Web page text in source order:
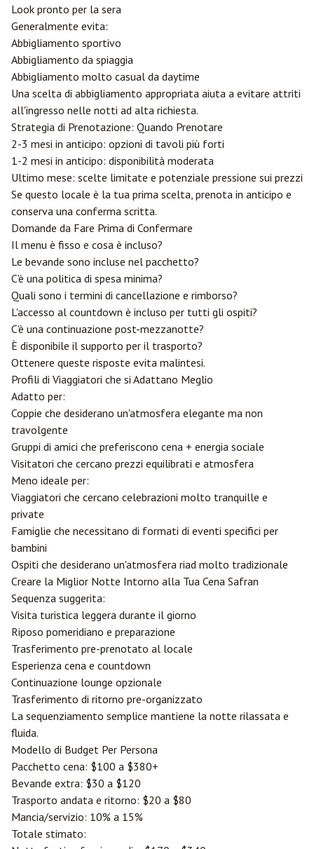
Look pronto per la sera
Generalmente evita:
Abbigliamento sportivo
Abbigliamento da spiaggia
Abbigliamento molto casual da daytime
Una scelta di abbigliamento appropriata aiuta a evitare attriti
all'ingresso nelle notti ad alta richiesta.
Strategia di Prenotazione: Quando Prenotare
2-3 mesi in anticipo: opzioni di tavoli più forti
1-2 mesi in anticipo: disponibilità moderata
Ultimo mese: scelte limitate e potenziale pressione sui prezzi
Se questo locale è la tua prima scelta, prenota in anticipo e
conserva una conferma scritta.
Domande da Fare Prima di Confermare
Il menu è fisso e cosa è incluso?
Le bevande sono incluse nel pacchetto?
C'è una politica di spesa minima?
Quali sono i termini di cancellazione e rimborso?
L'accesso al countdown è incluso per tutti gli ospiti?
C'è una continuazione post-mezzanotte?
È disponibile il supporto per il trasporto?
Ottenere queste risposte evita malintesi.
Profili di Viaggiatori che si Adattano Meglio
Adatto per:
Coppie che desiderano un'atmosfera elegante ma non
travolgente
Gruppi di amici che preferiscono cena + energia sociale
Visitatori che cercano prezzi equilibrati e atmosfera
Meno ideale per:
Viaggiatori che cercano celebrazioni molto tranquille e
private
Famiglie che necessitano di formati di eventi specifici per
bambini
Ospiti che desiderano un'atmosfera riad molto tradizionale
Creare la Miglior Notte Intorno alla Tua Cena Safran
Sequenza suggerita:
Visita turistica leggera durante il giorno
Riposo pomeridiano e preparazione
Trasferimento pre-prenotato al locale
Esperienza cena e countdown
Continuazione lounge opzionale
Trasferimento di ritorno pre-organizzato
La sequenziamento semplice mantiene la notte rilassata e
fluida.
Modello di Budget Per Persona
Pacchetto cena: $100 a $380+
Bevande extra: $30 a $120
Trasporto andata e ritorno: $20 a $80
Mancia/servizio: 10% a 15%
Totale stimato: